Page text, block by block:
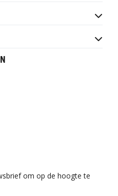
om op de hoogte te